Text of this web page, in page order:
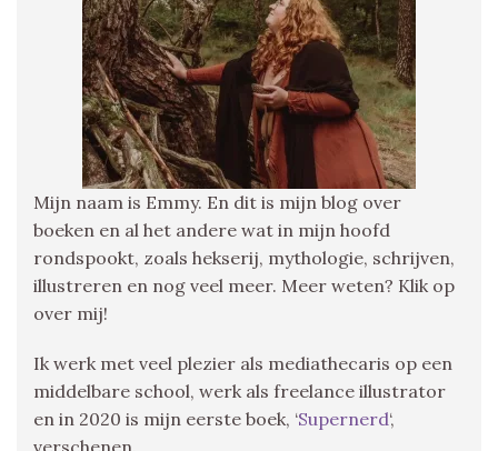
Mijn naam is Emmy. En dit is mijn blog over
boeken en al het andere wat in mijn hoofd
rondspookt, zoals hekserij, mythologie, schrijven,
illustreren en nog veel meer. Meer weten? Klik op
over mij!
Ik werk met veel plezier als mediathecaris op een
middelbare school, werk als freelance illustrator
en in 2020 is mijn eerste boek, ‘Supernerd‘,
verschenen.